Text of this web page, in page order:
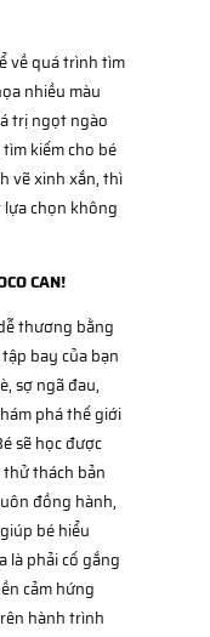
về quá trình tìm
nhiều màu
trị ngọt ngào
kiếm cho bé
vẽ xinh xắn, thì
chọn không
CAN!
thương bằng
bay của bạn
sợ ngã đau,
phá thế giới
sẽ học được
thách bản
đồng hành,
bé hiểu
là phải cố gắng
cảm hứng
hành trình